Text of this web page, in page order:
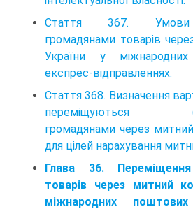
Стаття 367. Умови
громадянами товарів
України у
експрес-відправленнях.
Стаття 368. Визначення
переміщуються
громадянами через
для цілей нарахування
Глава 36.
товарів через митний
міжнародних